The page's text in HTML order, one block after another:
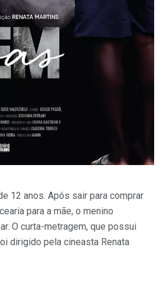
12 anos. Após sair para comprar
para a mãe, o menino
O curta-metragem, que possui
dirigido pela cineasta Renata